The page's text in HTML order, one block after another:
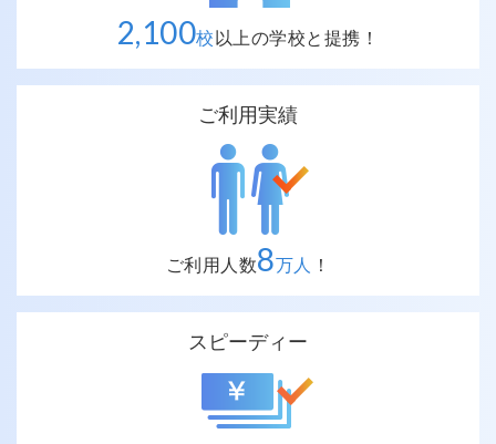
2,100校以上の学校と提携！
ご利用実績
ご利用人数8万人 ！
スピーディー